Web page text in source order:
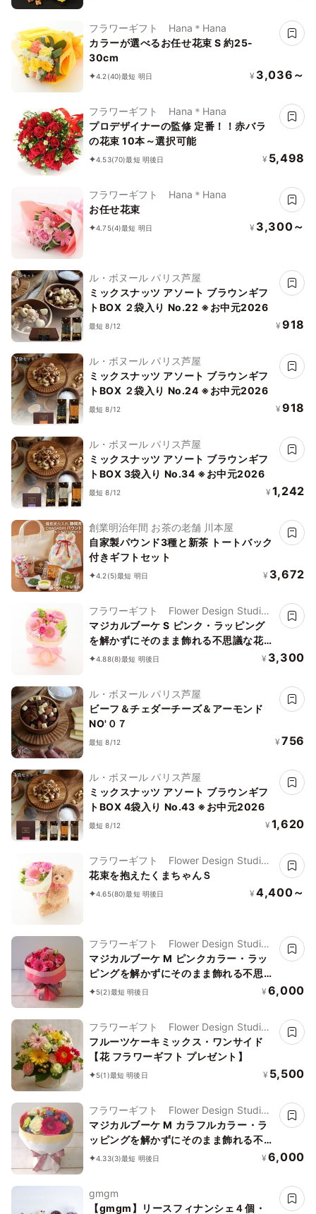
フラワーギフト Hana＊Hana
カラーが選べるお任せ花束 S 約25-
30cm
4.2(40)最短 明日 ¥ 3,036～
フラワーギフト Hana＊Hana
プロデザイナーの監修 定番！！赤バラ
の花束 10本～選択可能
4.53(70)最短 明後日 ¥ 5,498
フラワーギフト Hana＊Hana
お任せ花束
4.75(4)最短 明日 ¥ 3,300～
ル・ボヌール パリス芦屋
ミックスナッツ アソート ブラウンギフ
トBOX ２袋入り No.22 ※お中元2026
最短 8/12 ¥ 918
ル・ボヌール パリス芦屋
ミックスナッツ アソート ブラウンギフ
トBOX ２袋入り No.24 ※お中元2026
最短 8/12 ¥ 918
ル・ボヌール パリス芦屋
ミックスナッツ アソート ブラウンギフ
トBOX 3袋入り No.34 ※お中元2026
最短 8/12 ¥ 1,242
創業明治年間 お茶の老舗 川本屋
自家製パウンド3種と新茶 トートバック
付きギフトセット
4.2(5)最短 明日 ¥ 3,672
フラワーギフト Flower Design Studio
花歩
マジカルブーケ S ピンク・ラッピング
を解かずにそのまま飾れる不思議な花
束・誕生日などお祝いに
4.88(8)最短 明後日 ¥ 3,300
ル・ボヌール パリス芦屋
ビーフ＆チェダーチーズ＆アーモンド
NO'０７
最短 8/12 ¥ 756
ル・ボヌール パリス芦屋
ミックスナッツ アソート ブラウンギフ
トBOX 4袋入り No.43 ※お中元2026
最短 8/12 ¥ 1,620
フラワーギフト Flower Design Studio
花歩
花束を抱えたくまちゃんＳ
4.65(80)最短 明後日 ¥ 4,400～
フラワーギフト Flower Design Studio
花歩
マジカルブーケ M ピンクカラー・ラッ
ピングを解かずにそのまま飾れる不思議
な花束 「」
5(2)最短 明後日 ¥ 6,000
フラワーギフト Flower Design Studio
花歩
フルーツケーキミックス・ワンサイド
【花 フラワーギフト プレゼント】
5(1)最短 明後日 ¥ 5,500
フラワーギフト Flower Design Studio
花歩
マジカルブーケ M カラフルカラー・ラ
ッピングを解かずにそのまま飾れる不思
議な花束・誕生日などお祝いに 「」
4.33(3)最短 明後日 ¥ 6,000
gmgm
【gmgm】リースフィナンシェ４個・